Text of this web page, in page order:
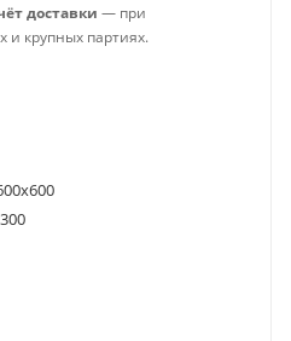
доставки — при
и крупных партиях.